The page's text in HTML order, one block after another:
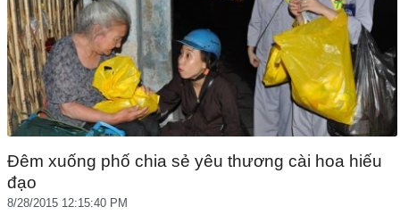
Đêm xuống phố chia sẻ yêu thương cài hoa hiếu
đạo
8/28/2015 12:15:40 PM